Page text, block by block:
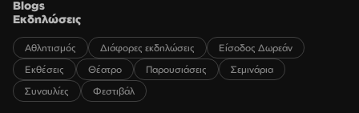
Blogs
Εκδηλώσεις
Αθλητισμός Διάφορες εκδηλώσεις
Είσοδος Δωρεάν
Εκθέσεις
Θέατρο Παρουσιάσεις
Σεμινάρια
Συναυλίες
Φεστιβάλ